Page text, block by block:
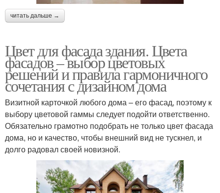
читать дальше →
Цвет для фасада здания. Цвета
фасадов – выбор цветовых
решений и правила гармоничного
сочетания с дизайном дома
Визитной карточкой любого дома – его фасад, поэтому к
выбору цветовой гаммы следует подойти ответственно.
Обязательно грамотно подобрать не только цвет фасада
дома, но и качество, чтобы внешний вид не тускнел, и
долго радовал своей новизной.